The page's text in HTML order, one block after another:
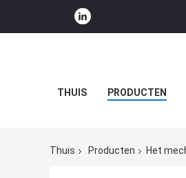
THUIS PRODUCTEN
Thuis Producten Het